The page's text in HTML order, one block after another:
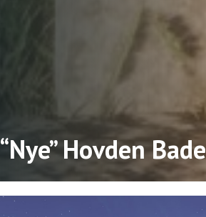
“Nye” Hovden